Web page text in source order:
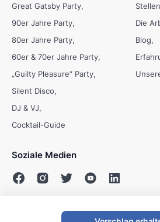
Great Gatsby Party
90er Jahre Party
80er Jahre Party
60er & 70er Jahre Party
„Guilty Pleasure“ Party
Silent Disco
DJ & VJ
Cocktail-Guide
Die
Blog
Soziale Medien